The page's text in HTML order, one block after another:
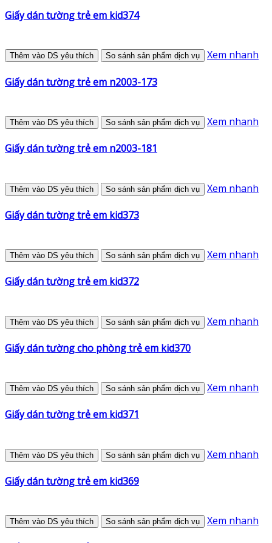
Giấy dán tường trẻ em kid374
Thêm vào DS yêu thích So sánh sản phẩm dịch vụ Xem nhanh
Giấy dán tường trẻ em n2003-173
Thêm vào DS yêu thích So sánh sản phẩm dịch vụ Xem nhanh
Giấy dán tường trẻ em n2003-181
Thêm vào DS yêu thích So sánh sản phẩm dịch vụ Xem nhanh
Giấy dán tường trẻ em kid373
Thêm vào DS yêu thích So sánh sản phẩm dịch vụ Xem nhanh
Giấy dán tường trẻ em kid372
Thêm vào DS yêu thích So sánh sản phẩm dịch vụ Xem nhanh
Giấy dán tường cho phòng trẻ em kid370
Thêm vào DS yêu thích So sánh sản phẩm dịch vụ Xem nhanh
Giấy dán tường trẻ em kid371
Thêm vào DS yêu thích So sánh sản phẩm dịch vụ Xem nhanh
Giấy dán tường trẻ em kid369
Thêm vào DS yêu thích So sánh sản phẩm dịch vụ Xem nhanh